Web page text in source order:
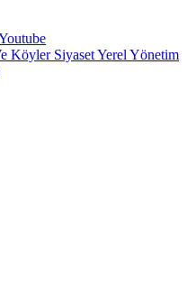
KöylerSiyasetYerel Yönetim